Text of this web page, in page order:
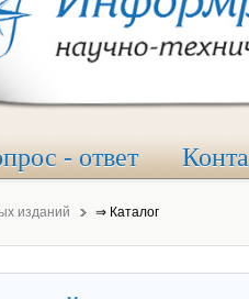
- ответ
изданий ⇒ Каталог